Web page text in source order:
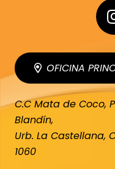
OFICINA
C.C Mata de Coco,
Blandín,
Urb. La Castellana,
1060